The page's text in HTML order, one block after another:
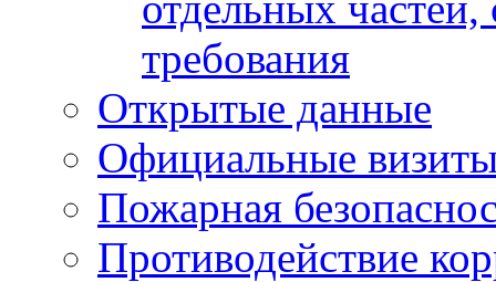
требования
Открытые данные
Официальные
Пожарная
Противодействие